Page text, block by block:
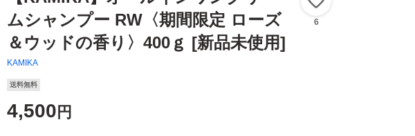
ムシャンプー RW〈期間限定 ローズ
＆ウッドの香り〉400ｇ [新品未使用]
KAMIKA
6
送料無料
4,500 円